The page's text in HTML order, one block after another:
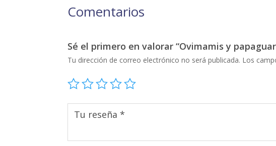
Comentarios
Sé el primero en valorar “Ovimamis y
Tu dirección de correo electrónico no será publicada. Los